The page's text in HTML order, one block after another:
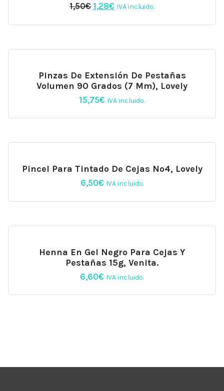
1,50€ El
original
1,28€ El
actual
IVA incluido.
Pinzas De Extensión De Pestañas
Volumen 90 Grados (7 Mm), Lovely
15,75€ IVA incluido.
Pincel Para Tintado De Cejas Nº4, Lovely
6,50€ IVA incluido.
Henna En Gel Negro Para Cejas Y
Pestañas 15g, Venita.
6,60€ IVA incluido.